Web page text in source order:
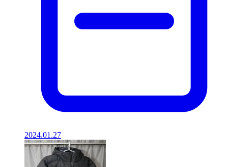
2024.01.27